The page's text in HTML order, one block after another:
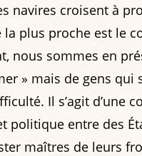
navires croisent à
la plus proche est le
nous sommes en
» mais de gens qui
Il s’agit d’une
politique entre des
maîtres de leurs